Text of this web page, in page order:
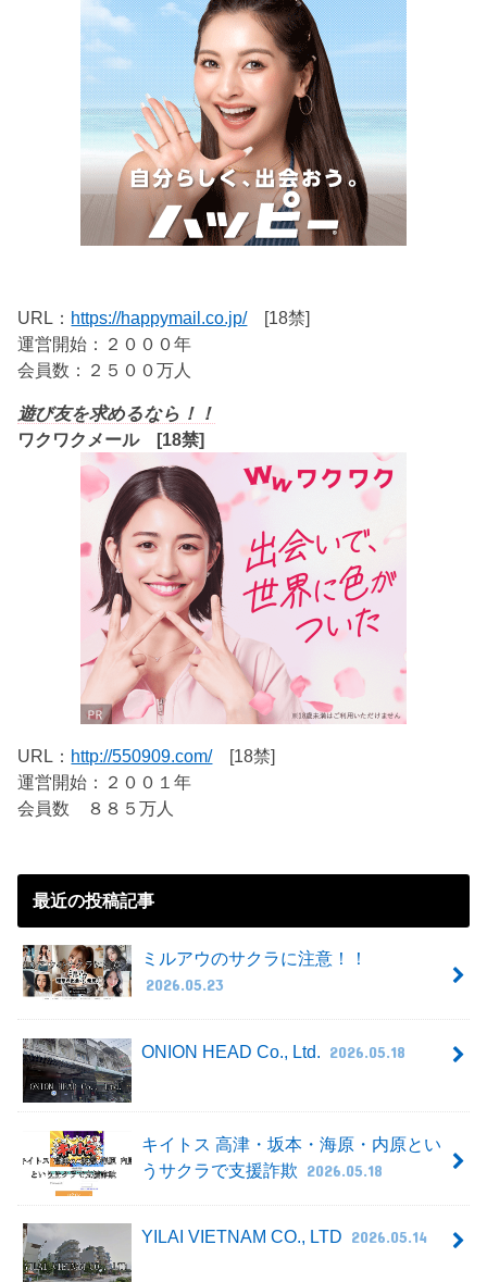
URL： https://happymail.co.jp/[18禁]
運営開始：２０００年
会員数：２５００万人
遊び友を求めるなら！！
ワクワクメール [18禁]
URL： http://550909.com/[18禁]
運営開始：２００１年
会員数 ８８５万人
最近の投稿記事
ミルアウのサクラに注意！！
2026.05.23
ONION HEAD Co., Ltd. 2026.05.18
キイトス 高津・坂本・海原・内原とい
うサクラで支援詐欺 2026.05.18
YILAI VIETNAM CO., LTD 2026.05.14